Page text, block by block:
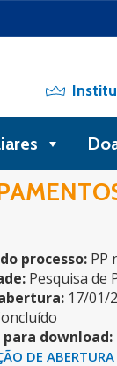
processo: PP
Pesquisa de
17/01/
download:
DE ABERTURA